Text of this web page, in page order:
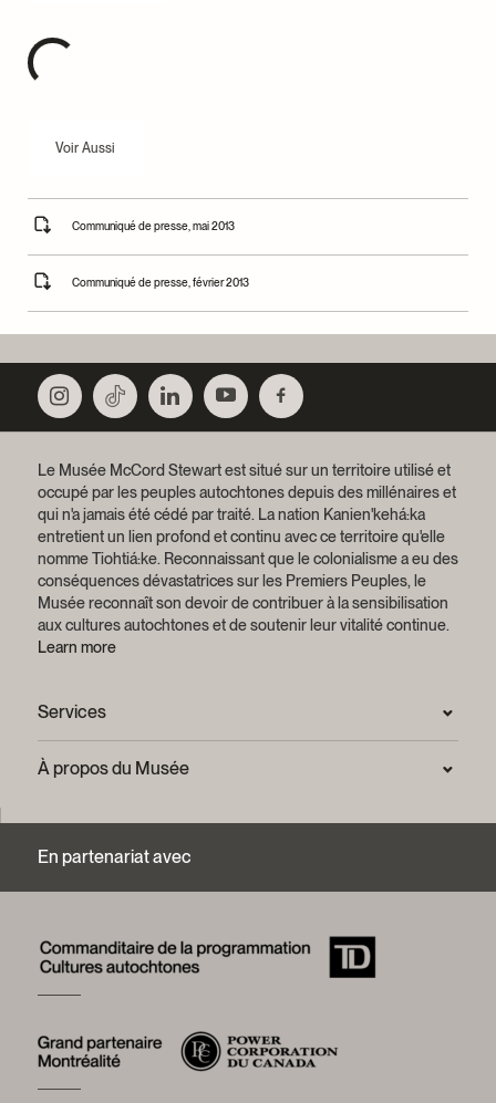
Voir Aussi
Communiqué de presse, mai 2013
Communiqué de presse, février 2013
Le Musée McCord Stewart est situé sur un territoire utilisé et
occupé par les peuples autochtones depuis des millénaires et
qui n'a jamais été cédé par traité. La nation Kanien'kehá:ka
entretient un lien profond et continu avec ce territoire qu'elle
nomme Tiohtiá:ke. Reconnaissant que le colonialisme a eu des
conséquences dévastatrices sur les Premiers Peuples, le
Musée reconnaît son devoir de contribuer à la sensibilisation
aux cultures autochtones et de soutenir leur vitalité continue.
Learn more
Services
Salle de presse
Nous joindre
Centre d’archives et de documentation
Services photographiques et droits d’auteur (FAQ)
À propos du Musée
Mot de la présidente
Équipe du Musée
Emplois
En partenariat avec